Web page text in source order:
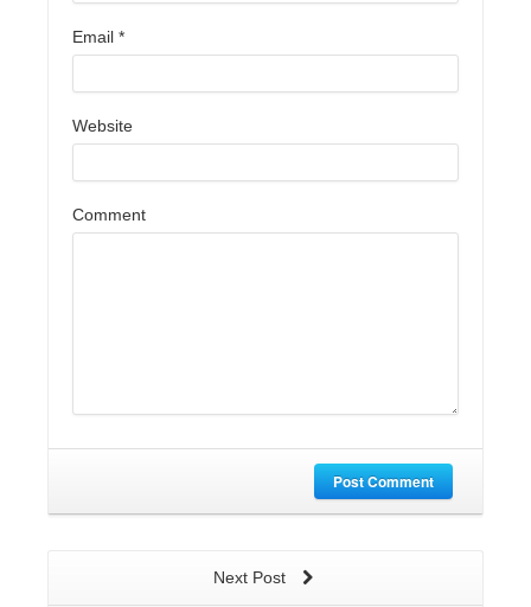
Email *
Website
Comment
Post Comment
Next Post